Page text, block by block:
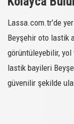
Lassa.com.tr’de
Beyşehir oto lastik
görüntüleyebilir,
lastik bayileri
güvenilir şekilde